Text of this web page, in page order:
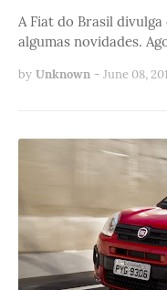
A Fiat do Brasil
algumas novidades.
by Unknown - June 08,